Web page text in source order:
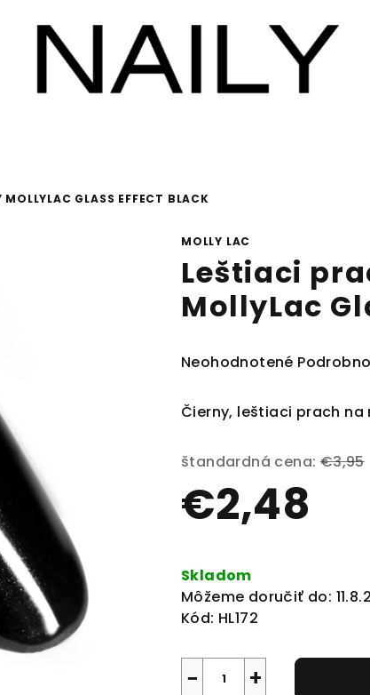
GLASS EFFECT BLACK
MOLLY LAC
Leštiaci
MollyLac
Priemerné
produktu
z
5
hviezdičiek.
Neohodnotené
Čierny, leštiaci prach
štandardná cena: €3,95
€2,48
cena:
Skladom
Môžeme doručiť do:
Kód: HL172
+
−